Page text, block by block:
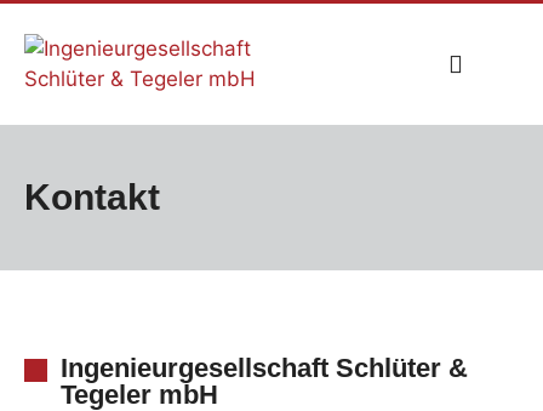
Kontakt
Ingenieurgesellschaft Schlüter &
Tegeler mbH